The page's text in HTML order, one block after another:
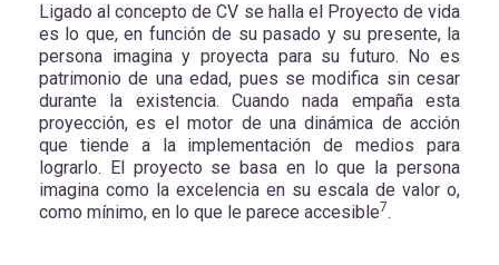
Ligado al concepto de CV se halla el Proyecto de vida
es lo que, en función de su pasado y su presente, la
persona imagina y proyecta para su futuro. No es
patrimonio de una edad, pues se modifica sin cesar
durante la existencia. Cuando nada empaña esta
proyección, es el motor de una dinámica de acción
que tiende a la implementación de medios para
lograrlo. El proyecto se basa en lo que la persona
imagina como la excelencia en su escala de valor o,
como mínimo, en lo que le parece accesible7.